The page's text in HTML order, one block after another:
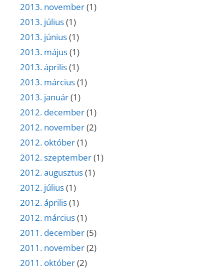
2013. november(1)
2013. július(1)
2013. június(1)
2013. május(1)
2013. április(1)
2013. március(1)
2013. január(1)
2012. december(1)
2012. november(2)
2012. október(1)
2012. szeptember(1)
2012. augusztus(1)
2012. július(1)
2012. április(1)
2012. március(1)
2011. december(5)
2011. november(2)
2011. október(2)